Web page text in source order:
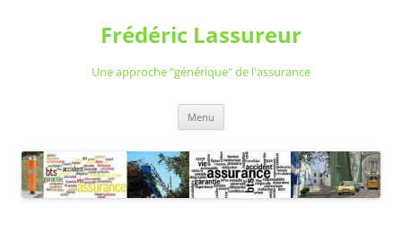
Frédéric Lassureur
Une approche "générique" de l'assurance
Menu